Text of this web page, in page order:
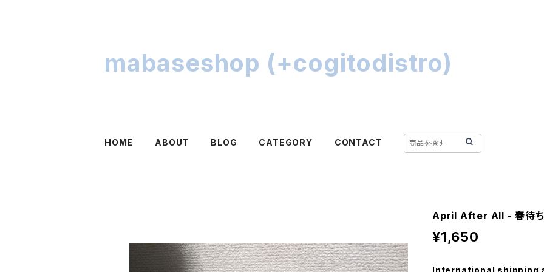
mabaseshop (+cogitodistro)
HOME ABOUT BLOG CATEGORY CONTACT
April After All - 春待ち
¥1,650
International shipping